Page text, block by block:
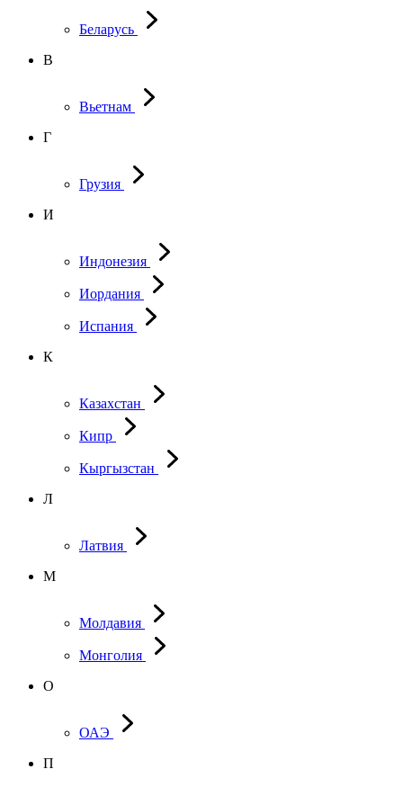
Беларусь
В
Вьетнам
Г
Грузия
И
Индонезия
Иордания
Испания
К
Казахстан
Кипр
Кыргызстан
Л
Латвия
М
Молдавия
Монголия
О
ОАЭ
П